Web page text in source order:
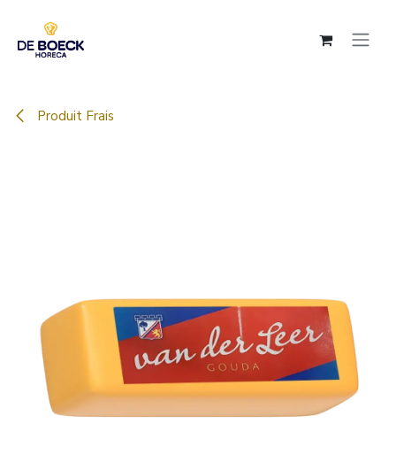
Produit Frais